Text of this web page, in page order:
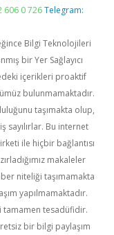
606 0 726 Telegram:
Bilgi Teknolojileri
bir Yer Sağlayıcı
içerikleri proaktif
bulunmamaktadır.
taşımakta olup,
sayılırlar. Bu internet
ile hiçbir bağlantısı
makaleler
niteliği taşımamakta
yapılmamaktadır.
tamamen tesadüfidir.
bir bilgi paylaşım